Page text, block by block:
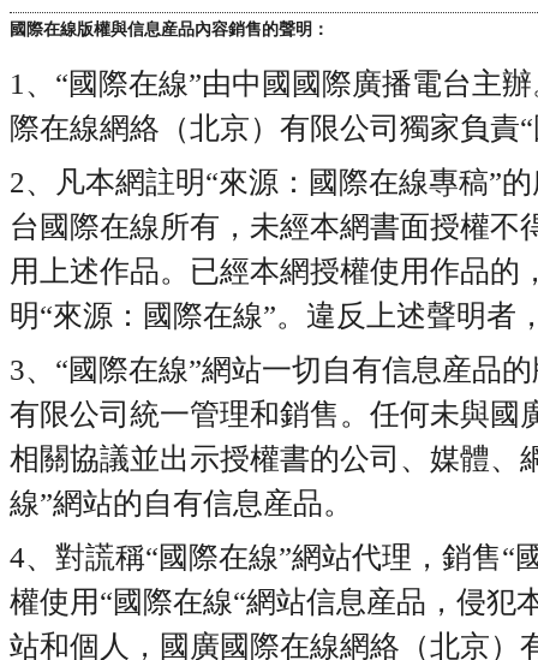
國際在線版權與信息産品內容銷售的聲明：
1、“國際在線”由中國國際廣播電台主
際在線網絡（北京）有限公司獨家負責
2、凡本網註明“來源：國際在線專稿”
台國際在線所有，未經本網書面授權
用上述作品。已經本網授權使用作品
明“來源：國際在線”。違反上述聲明者
3、“國際在線”網站一切自有信息産品
有限公司統一管理和銷售。任何未與
相關協議並出示授權書的公司、媒體、
線”網站的自有信息産品。
4、對謊稱“國際在線”網站代理，銷售“
權使用“國際在線“網站信息産品，侵
站和個人，國廣國際在線網絡（北京